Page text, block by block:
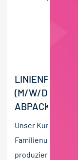
(M/W/D)
ABPACKUNG
Unser Kunde
produzieren unter